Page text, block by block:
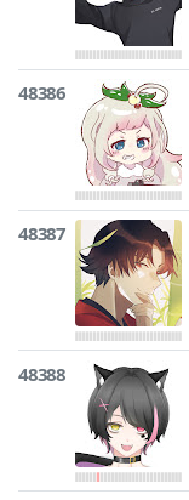
48386
48387
48388